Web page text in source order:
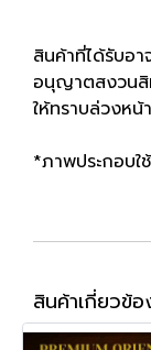
สินค้าที่ได้รับอ
อนุญาตสงวนสิ
ให้ทราบล่วงหน้า
*ภาพประกอบใ
สินค้าเกี่ยวข้อ